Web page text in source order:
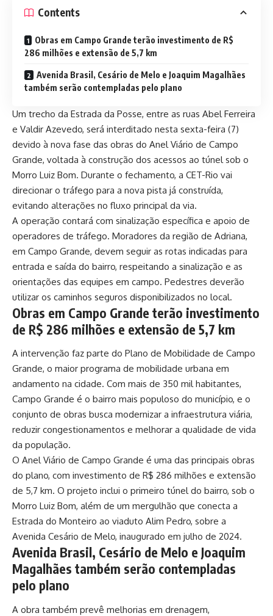
Contents
Obras em Campo Grande terão investimento de R$
286 milhões e extensão de 5,7 km
Avenida Brasil, Cesário de Melo e Joaquim Magalhães
também serão contempladas pelo plano
Um trecho da Estrada da Posse, entre as ruas Abel Ferreira
e Valdir Azevedo, será interditado nesta sexta-feira (7)
devido à nova fase das obras do Anel Viário de Campo
Grande, voltada à construção dos acessos ao túnel sob o
Morro Luiz Bom. Durante o fechamento, a CET-Rio vai
direcionar o tráfego para a nova pista já construída,
evitando alterações no fluxo principal da via.
A operação contará com sinalização específica e apoio de
operadores de tráfego. Moradores da região de Adriana,
em Campo Grande, devem seguir as rotas indicadas para
entrada e saída do bairro, respeitando a sinalização e as
orientações das equipes em campo. Pedestres deverão
utilizar os caminhos seguros disponibilizados no local.
Obras em Campo Grande terão investimento
de R$ 286 milhões e extensão de 5,7 km
A intervenção faz parte do Plano de Mobilidade de Campo
Grande, o maior programa de mobilidade urbana em
andamento na cidade. Com mais de 350 mil habitantes,
Campo Grande é o bairro mais populoso do município, e o
conjunto de obras busca modernizar a infraestrutura viária,
reduzir congestionamentos e melhorar a qualidade de vida
da população.
O Anel Viário de Campo Grande é uma das principais obras
do plano, com investimento de R$ 286 milhões e extensão
de 5,7 km. O projeto inclui o primeiro túnel do bairro, sob o
Morro Luiz Bom, além de um mergulhão que conecta a
Estrada do Monteiro ao viaduto Alim Pedro, sobre a
Avenida Cesário de Melo, inaugurado em julho de 2024.
Avenida Brasil, Cesário de Melo e Joaquim
Magalhães também serão contempladas
pelo plano
A obra também prevê melhorias em drenagem,